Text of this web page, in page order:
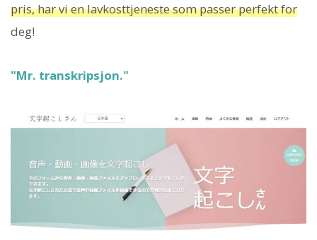
pris, har vi en lavkosttjeneste som passer perfekt for
deg!
"Mr. transkripsjon."